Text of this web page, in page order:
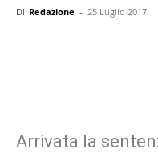
Di Redazione - 25 Luglio 2017
Arrivata la